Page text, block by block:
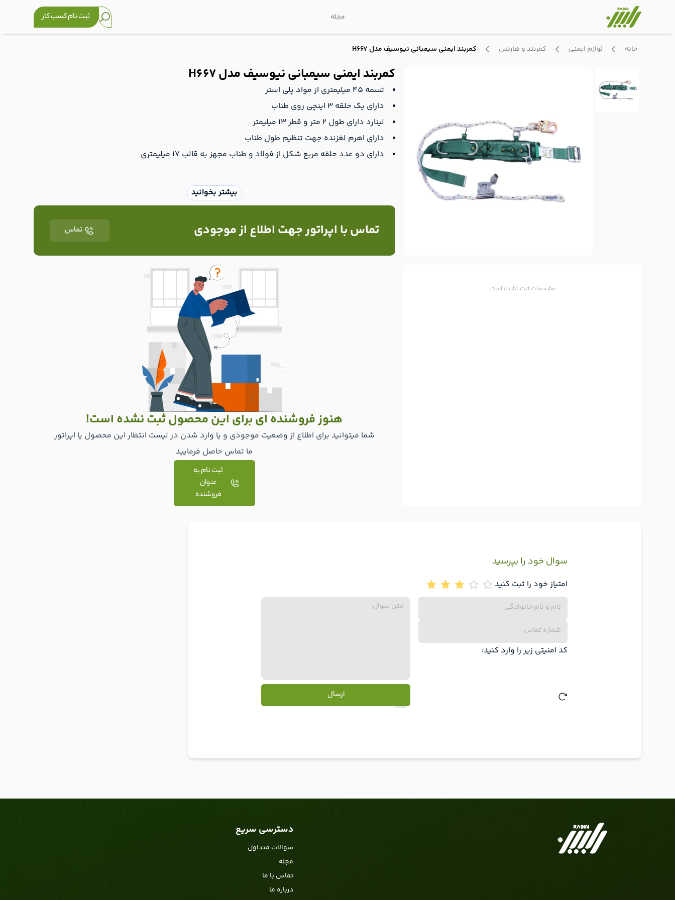
مجله ثبت نام کسب کار
خانه لوازم ایمنی کمربند و هارنس کمربند ایمنی سیمبانی نیوسیف مدل H667
کمربند ایمنی سیمبانی نیوسیف مدل H667
تسمه 45 میلیمتری از مواد پلی استر
دارای یک حلقه 3 اینچی روی طناب
لینارد دارای طول 2 متر و قطر 13 میلیمتر
دارای اهرم لغزنده جهت تنظیم طول طناب
دارای دو عدد حلقه مربع شکل از فولاد و طناب مجهز به قالب 17 میلیمتری
بیشتر بخوانید
تماس با اپراتور جهت اطلاع از موجودی تماس
مشخصات ثبت نشده است.
هنوز فروشنده ای برای این محصول ثبت نشده است!
شما میتوانید برای اطلاع از وضعیت موجودی و یا وارد شدن در لیست انتظار این محصول یا اپراتور
ما تماس حاصل فرمایید
ثبت نام به
عنوان
فروشنده
سوال خود را بپرسید
امتیاز خود را ثبت کنید
کد امنیتی زیر را وارد کنید:
ارسال
دسترسی سریع
سوالات متداول
مجله
تماس با ما
درباره ما